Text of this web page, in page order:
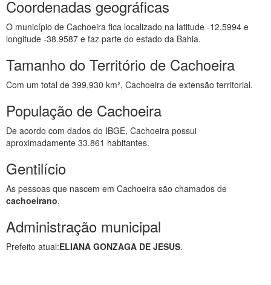
Coordenadas geográficas
O município de Cachoeira fica localizado na latitude -12.5994 e
longitude -38.9587 e faz parte do estado da Bahia.
Tamanho do Território de Cachoeira
Com um total de 399,930 km², Cachoeira de extensão territorial.
População de Cachoeira
De acordo com dados do IBGE, Cachoeira possui
aproximadamente 33.861 habitantes.
Gentilício
As pessoas que nascem em Cachoeira são chamados de
cachoeirano.
Administração municipal
Prefeito atual:ELIANA GONZAGA DE JESUS.